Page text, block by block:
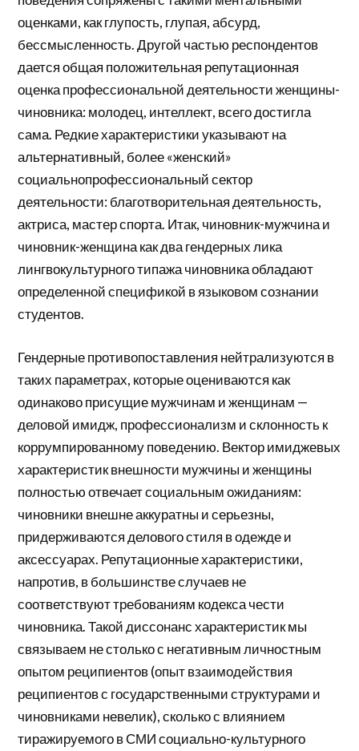
оценками, как глупость, глупая, абсурд,
бессмысленность. Другой частью респондентов
дается общая положительная репутационная
оценка профессиональной деятельности женщины-
чиновника: молодец, интеллект, всего достигла
сама. Редкие характеристики указывают на
альтернативный, более «женский»
социальнопрофессиональный сектор
деятельности: благотворительная деятельность,
актриса, мастер спорта. Итак, чиновник-мужчина и
чиновник-женщина как два гендерных лика
лингвокультурного типажа чиновника обладают
определенной спецификой в языковом сознании
студентов.
Гендерные противопоставления нейтрализуются в
таких параметрах, которые оцениваются как
одинаково присущие мужчинам и женщинам —
деловой имидж, профессионализм и склонность к
коррумпированному поведению. Вектор имиджевых
характеристик внешности мужчины и женщины
полностью отвечает социальным ожиданиям:
чиновники внешне аккуратны и серьезны,
придерживаются делового стиля в одежде и
аксессуарах. Репутационные характеристики,
напротив, в большинстве случаев не
соответствуют требованиям кодекса чести
чиновника. Такой диссонанс характеристик мы
связываем не столько с негативным личностным
опытом реципиентов (опыт взаимодействия
реципиентов с государственными структурами и
чиновниками невелик), сколько с влиянием
тиражируемого в СМИ социально-культурного